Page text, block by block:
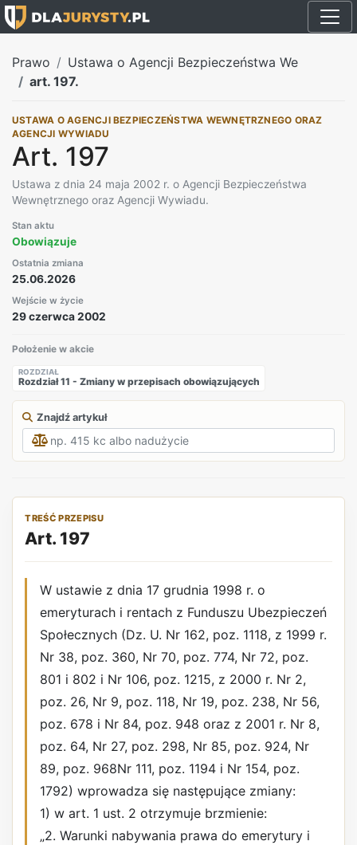
Prawo
Ustawa o Agencji Bezpieczeństwa We
art. 197.
USTAWA O AGENCJI BEZPIECZEŃSTWA WEWNĘTRZNEGO ORAZ
AGENCJI WYWIADU
Art. 197
Ustawa z dnia 24 maja 2002 r. o Agencji Bezpieczeństwa
Wewnętrznego oraz Agencji Wywiadu.
Stan aktu
Obowiązuje
Ostatnia zmiana
25.06.2026
Wejście w życie
29 czerwca 2002
Położenie w akcie
ROZDZIAŁ
Rozdział 11 - Zmiany w przepisach obowiązujących
Znajdź artykuł
TREŚĆ PRZEPISU
Art. 197
W ustawie z dnia 17 grudnia 1998 r. o
emeryturach i rentach z Funduszu Ubezpieczeń
Społecznych (Dz. U. Nr 162, poz. 1118, z 1999 r.
Nr 38, poz. 360, Nr 70, poz. 774, Nr 72, poz.
801 i 802 i Nr 106, poz. 1215, z 2000 r. Nr 2,
poz. 26, Nr 9, poz. 118, Nr 19, poz. 238, Nr 56,
poz. 678 i Nr 84, poz. 948 oraz z 2001 r. Nr 8,
poz. 64, Nr 27, poz. 298, Nr 85, poz. 924, Nr
89, poz. 968Nr 111, poz. 1194 i Nr 154, poz.
1792) wprowadza się następujące zmiany:
1) w art. 1 ust. 2 otrzymuje brzmienie:
„2. Warunki nabywania prawa do emerytury i